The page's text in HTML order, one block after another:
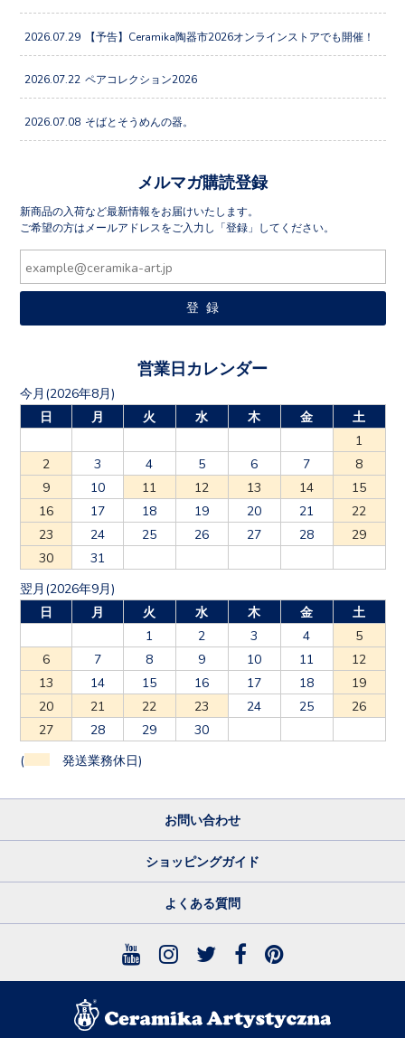
2026.07.29 【予告】Ceramika陶器市2026オンラインストアでも開催！
2026.07.22 ペアコレクション2026
2026.07.08 そばとそうめんの器。
メルマガ購読登録
新商品の入荷など最新情報をお届けいたします。
ご希望の方はメールアドレスをご入力し「登録」してください。
営業日カレンダー
今月(2026年8月)
日
月 火 水 木 金
土
1
2
3 4 5 6 7
8
9
10 11 12 13 14
15
16
17 18 19 20 21
22
23
24 25 26 27 28
29
30
31
翌月(2026年9月)
日
月 火 水 木 金
土
1
2 3 4
5
6
7 8 9 10 11
12
13
14 15 16 17 18
19
20
21 22 23 24 25
26
27
28 29 30
( 発送業務休日)
お問い合わせ
ショッピングガイド
よくある質問